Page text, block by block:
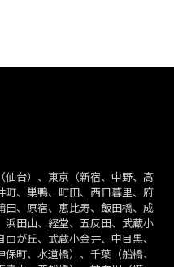
台）、東京（新宿、中野、高
、巣鴨、町田、西日暮里、府
、原宿、恵比寿、飯田橋、成
田山、経堂、五反田、武蔵小
が丘、武蔵小金井、中目黒、
町、水道橋）、千葉（船橋、